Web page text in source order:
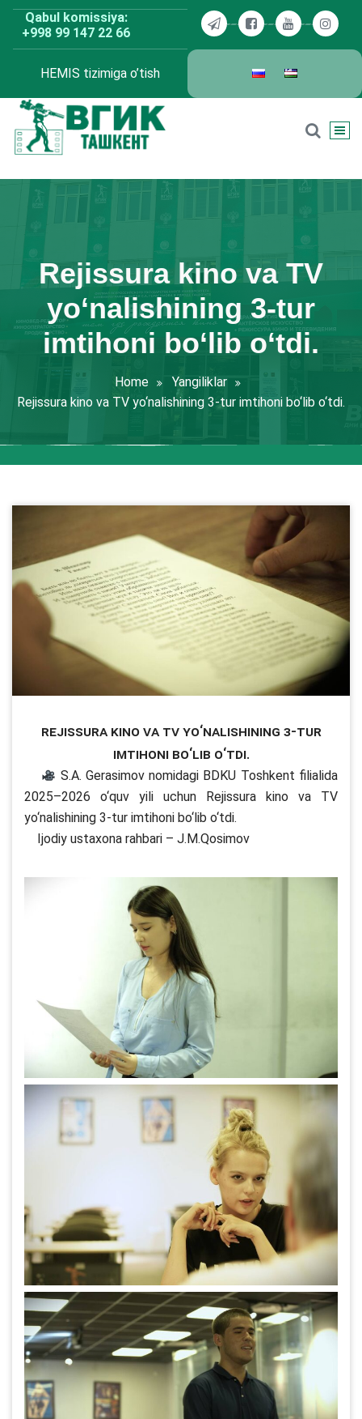
Skip
content
Qabul komissiya:
+998 99 147 22 66
HEMIS tizimiga o’tish
Rejissura kino va TV
yo‘nalishining 3-tur
imtihoni bo‘lib o‘tdi.
Home
Yangiliklar
Rejissura kino va TV yo‘nalishining 3-tur imtihoni bo‘lib o‘tdi.
Rejissura kino va TV yo‘nalishining 3-tur
imtihoni bo‘lib o‘tdi.
S.A. Gerasimov nomidagi BDKU Toshkent filialida
2025–2026 o‘quv yili uchun Rejissura kino va TV
yo‘nalishining 3-tur imtihoni bo‘lib o‘tdi.
Ijodiy ustaxona rahbari – J.M.Qosimov